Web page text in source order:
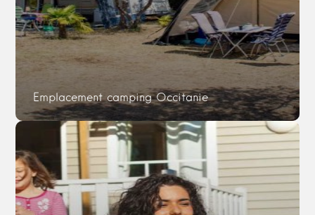
Emplacement camping Occitanie